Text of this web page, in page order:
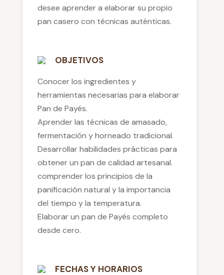
desee aprender a elaborar su propio
pan casero con técnicas auténticas.
OBJETIVOS
Conocer los ingredientes y
herramientas necesarias para elaborar
Pan de Payés.
Aprender las técnicas de amasado,
fermentación y horneado tradicional.
Desarrollar habilidades prácticas para
obtener un pan de calidad artesanal.
comprender los principios de la
panificación natural y la importancia
del tiempo y la temperatura.
Elaborar un pan de Payés completo
desde cero.
FECHAS Y HORARIOS